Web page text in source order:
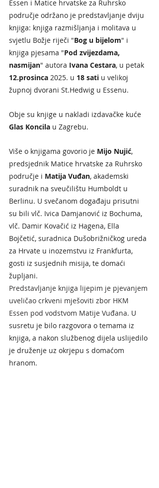
Essen i Matice hrvatske za Ruhrsko
područje održano je predstavljanje dviju
knjiga: knjiga razmišljanja i molitava u
svjetlu Božje riječi "Bog u bijelom" i
knjiga pjesama "Pod zvijezdama,
nasmijan" autora Ivana Cestara, u petak
12.prosinca 2025. u 18 sati u velikoj
župnoj dvorani St.Hedwig u Essenu.
Obje su knjige u nakladi izdavačke kuće
Glas Koncila u Zagrebu.
Više o knjigama govorio je Mijo Nujić,
predsjednik Matice hrvatske za Ruhrsko
područje i Matija Vuđan, akademski
suradnik na sveučilištu Humboldt u
Berlinu. U svečanom događaju prisutni
su bili vlč. Ivica Damjanović iz Bochuma,
vlč. Damir Kovačić iz Hagena, Ella
Bojčetić, suradnica Dušobrižničkog ureda
za Hrvate u inozemstvu iz Frankfurta,
gosti iz susjednih misija, te domaći
župljani.
Predstavljanje knjiga lijepim je pjevanjem
uveličao crkveni mješoviti zbor HKM
Essen pod vodstvom Matije Vuđana. U
susretu je bilo razgovora o temama iz
knjiga, a nakon službenog dijela uslijedilo
je druženje uz okrjepu s domaćom
hranom.